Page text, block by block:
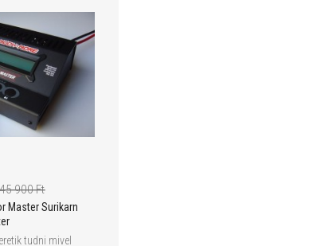
45 900 Ft
Master Surikarn
tudni mivel
Ft 74 900 Ft
XST Li-Po V2 PRO 1:10 4WD
- RTR